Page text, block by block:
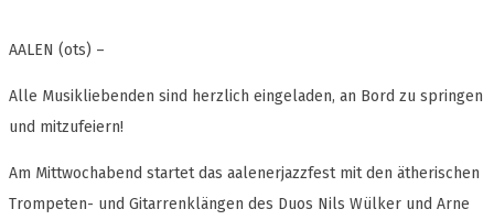
AALEN (ots) –
Alle Musikliebenden sind herzlich eingeladen, an Bord zu springen
und mitzufeiern!
Am Mittwochabend startet das aalenerjazzfest mit den ätherischen
Trompeten- und Gitarrenklängen des Duos Nils Wülker und Arne